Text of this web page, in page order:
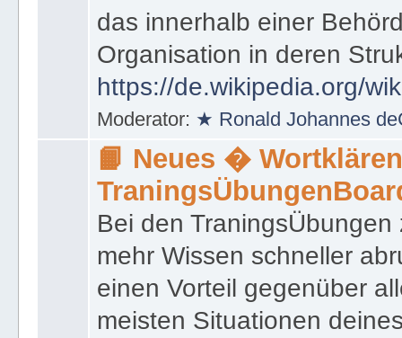
ist ein bestimmtes Sach-
das innerhalb einer
Organisation in deren
https://de.wikipedia.org/
Moderator:★ Ronald Johannes
📙 Neues �
Bei den
mehr Wissen schneller
einen Vorteil gegenüber